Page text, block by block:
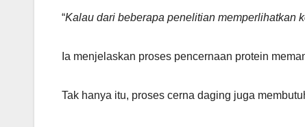
“Kalau dari beberapa penelitian memperlihatkan
Ia menjelaskan proses pencernaan protein
Tak hanya itu, proses cerna daging juga